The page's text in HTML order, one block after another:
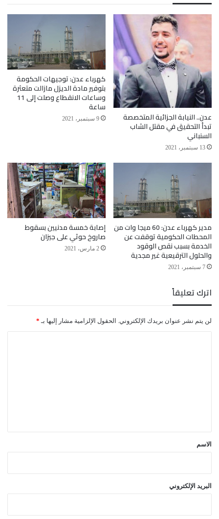
عدن.. النيابة الجزائية المتخصصة
تبدأ التحقيق في مقتل الشاب
السنباني
13 سبتمبر، 2021
كهرباء عدن: توجيهات الحكومة
بتوفير مادة الديزل مازالت متعثرة
وساعات الانقطاع وصلت إلى 11
ساعة
9 سبتمبر، 2021
مدير كهرباء عدن: 60 ميجا وات من
المحطات الحكومية توقفت عن
الخدمة بسبب نقص الوقود
والحلول الترقيعية غير مجدية
7 سبتمبر، 2021
إصابة خمسة مدنيين بسقوط
صاروخ حوثي على جيزان
2 مارس، 2021
اترك تعليقاً
لن يتم نشر عنوان بريدك الإلكتروني. الحقول الإلزامية مشار إليها بـ *
*الاسم
البريد الإلكتروني